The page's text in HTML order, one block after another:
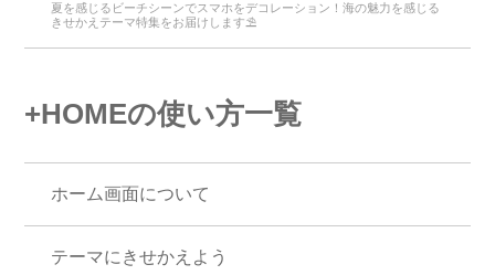
夏を感じるビーチシーンでスマホをデコレーション！海の魅力を感じる
きせかえテーマ特集をお届けします⛱️
+HOMEの使い方一覧
ホーム画面について
テーマにきせかえよう